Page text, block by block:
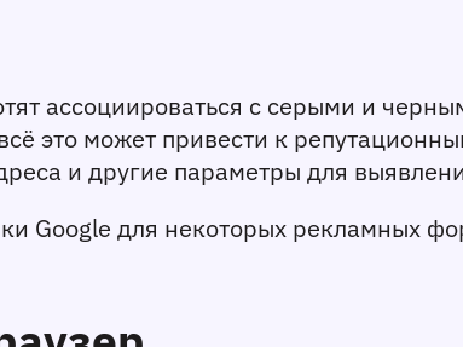
ассоциироваться с серыми и
это может привести к
и другие параметры для
Google для некоторых рекламных